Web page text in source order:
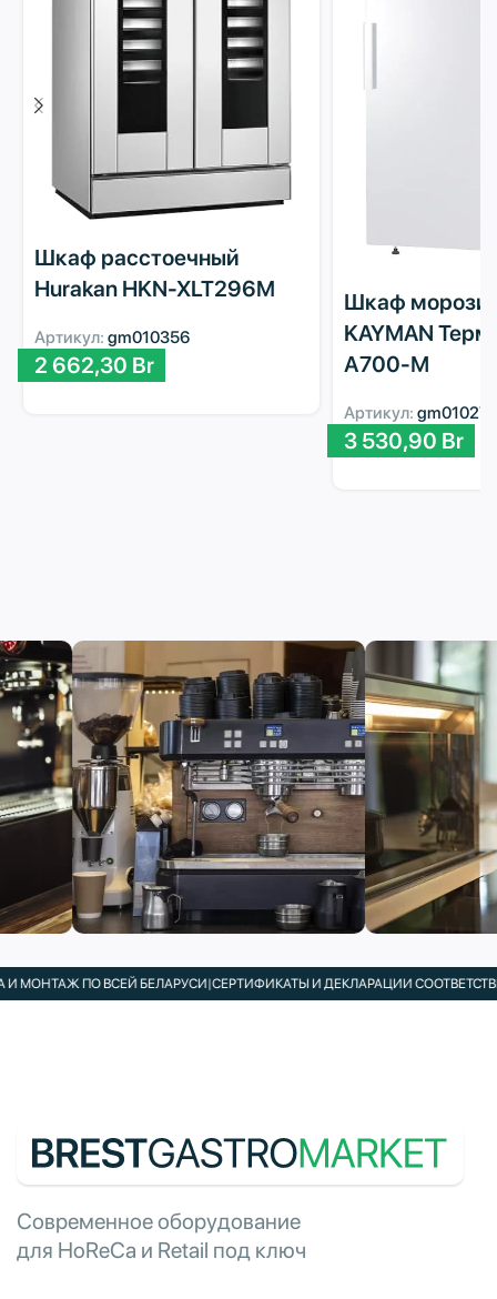
Шкаф расстоечный
Hurakan HKN-XLT296M
Артикул: gm010356
2 662,30 Br
Шкаф
KAYMAN
А700-М
Артикул: gm010273
3 530,90 Br
ПО ВСЕЙ БЕЛАРУСИ|СЕРТИФИКАТЫ И ДЕКЛАРАЦИИ СООТВЕТСТВИЯ
Современное оборудование
для HoReCa и Retail под ключ